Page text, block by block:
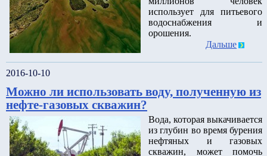
использует для питьевого
водоснабжения и
орошения.
Дальше
2016-10-10
Можно ли использовать воду, полученную из
нефте-газовых скважин?
Вода, которая выкачивается
из глубин во время бурения
нефтяных и газовых
скважин, может помочь